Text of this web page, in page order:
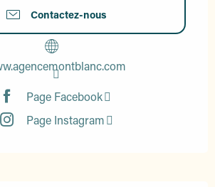
Contactez-nous
Page Facebook
Page Instagram